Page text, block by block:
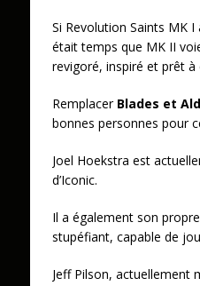
Si Revolution Saints MK
était temps que MK II
revigoré, inspiré et prêt
Remplacer Blades et
bonnes personnes pour
Joel Hoekstra est
d’Iconic.
Il a également son
stupéfiant, capable de
Jeff Pilson, actuellement